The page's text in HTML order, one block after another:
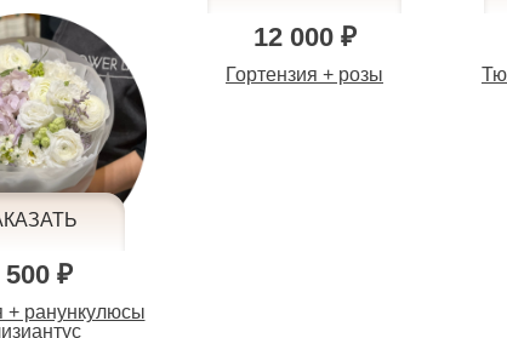
500 ₽
+ ранункулюсы
12 000 ₽
Гортензия + розы